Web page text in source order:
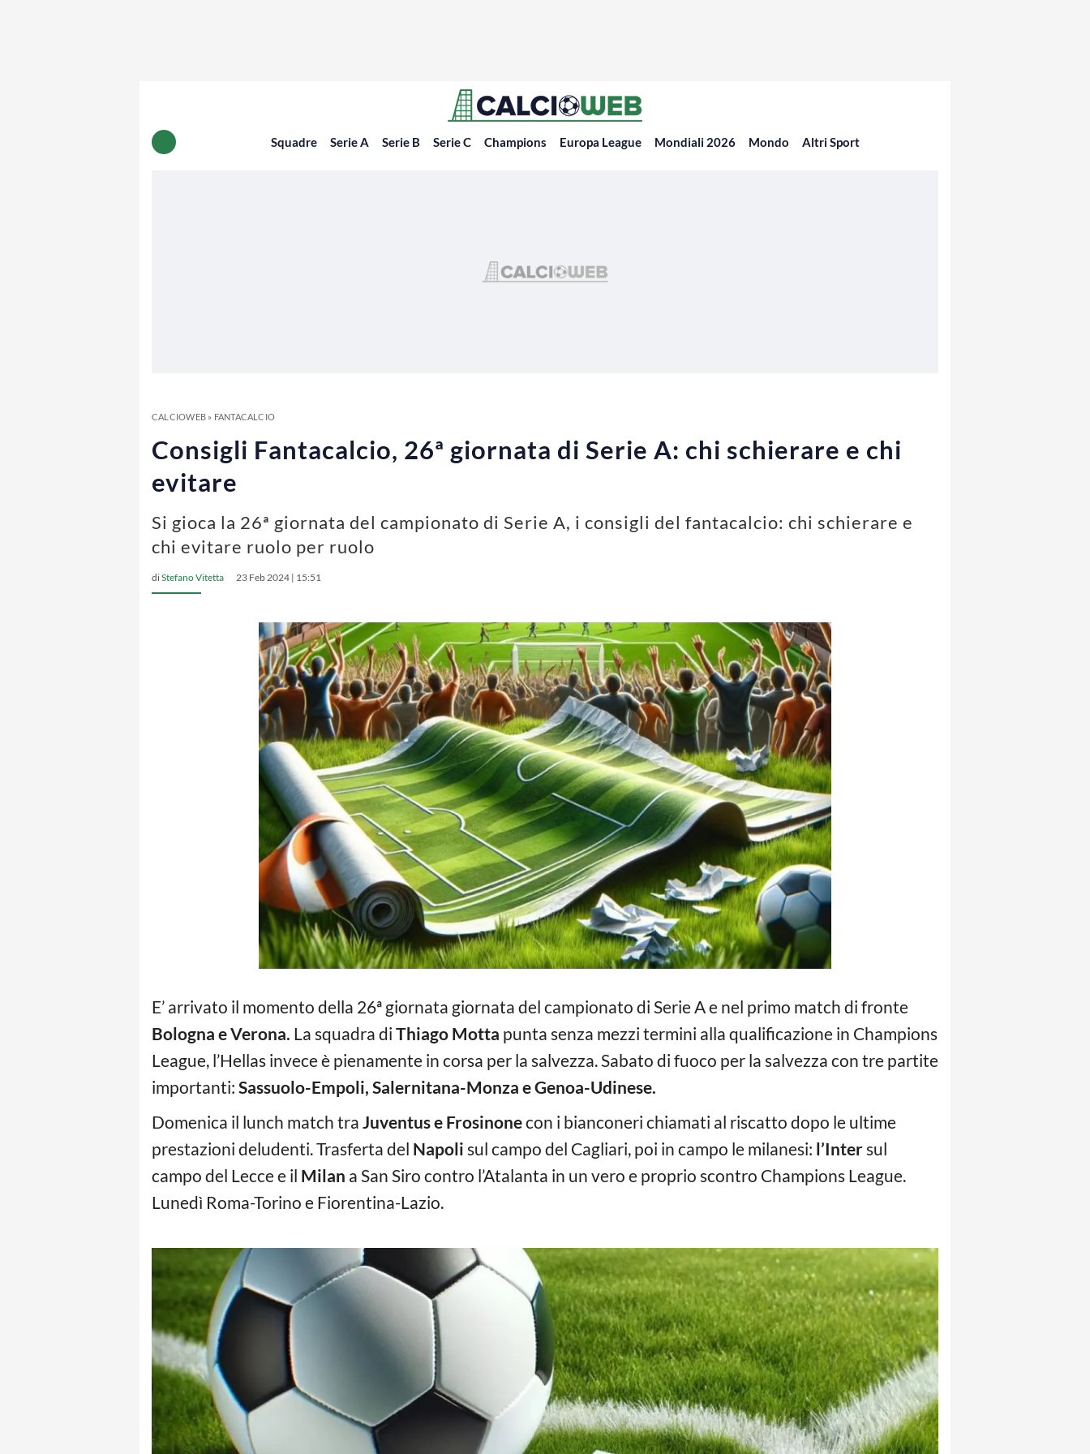
Squadre Serie A Serie B Serie C Champions Europa League Mondiali 2026 Mondo Altri Sport
CALCIOWEB» FANTACALCIO
Consigli Fantacalcio, 26ª giornata di Serie A: chi schierare e chi
evitare
Si gioca la 26ª giornata del campionato di Serie A, i consigli del fantacalcio: chi schierare e
chi evitare ruolo per ruolo
diStefano Vitetta 23 Feb 2024 | 15:51
E’ arrivato il momento della 26ª giornata giornata del campionato di Serie A e nel primo match di fronte
Bologna e Verona. La squadra di Thiago Motta punta senza mezzi termini alla qualificazione in Champions
League, l’Hellas invece è pienamente in corsa per la salvezza. Sabato di fuoco per la salvezza con tre partite
importanti: Sassuolo-Empoli, Salernitana-Monza e Genoa-Udinese.
Domenica il lunch match tra Juventus e Frosinonecon i bianconeri chiamati al riscatto dopo le ultime
prestazioni deludenti. Trasferta del Napoli sul campo del Cagliari, poi in campo le milanesi: l’Intersul
campo del Lecce e il Milan a San Siro contro l’Atalanta in un vero e proprio scontro Champions League.
Lunedì Roma-Torino e Fiorentina-Lazio.